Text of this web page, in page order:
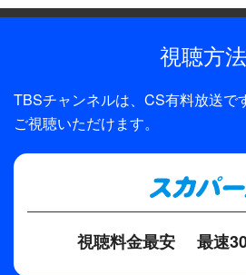
は必見だ！
1話
プロデューサー
矢島公紀
視聴方法
TBSチャンネルは、CS有料放送で
ご視聴いただけます。
視聴料金最安 最速